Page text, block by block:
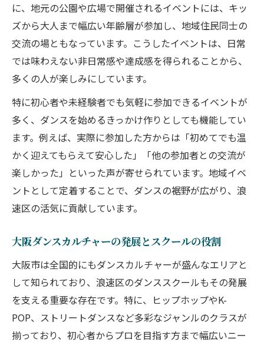
に、地元の公園や広場で開催されるイベントには、キッ
ズから大人まで幅広い年齢層が参加し、地域住民同士の
交流の場ともなっています。こうしたイベントは、日常
では味わえない非日常感や達成感を得られることから、
多くの人が楽しみにしています。
特に初心者や未経験者でも気軽に参加できるイベントが
多く、ダンスを始めるきっかけ作りとしても機能してい
ます。例えば、実際に参加した方からは「初めてでも温
かく迎えてもらえて安心した」「他の参加者との交流が
楽しかった」といった声が寄せられています。地域イベ
ントとして定着することで、ダンスの裾野が広がり、浪
速区の活気に貢献しています。
大阪ダンスカルチャーの発展とスクールの役割
大阪市は全国的にもダンスカルチャーが盛んなエリアと
して知られており、浪速区のダンススクールもその発展
を支える重要な存在です。特に、ヒップホップやK-
POP、ストリートダンスなど多彩なジャンルのクラスが
揃っており、初心者からプロを目指す方まで幅広いニー